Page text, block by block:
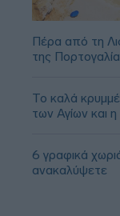
Πέρα από τη
της
Το καλά
των Αγίων και
6 γραφικά
ανακαλύψετε